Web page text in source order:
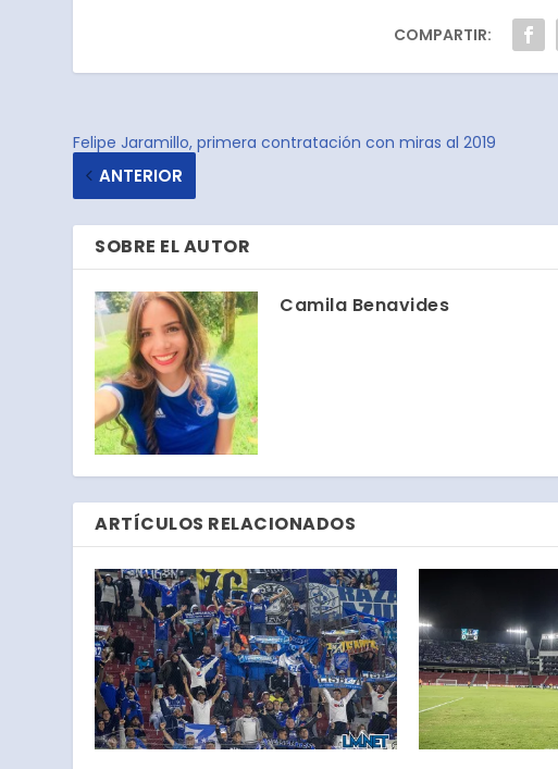
COMPARTIR:
Felipe Jaramillo, primera contratación con miras al 2019
ANTERIOR
SOBRE EL AUTOR
Camila Benavides
ARTÍCULOS RELACIONADOS